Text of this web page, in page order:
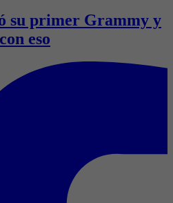
su primer Grammy y
eso